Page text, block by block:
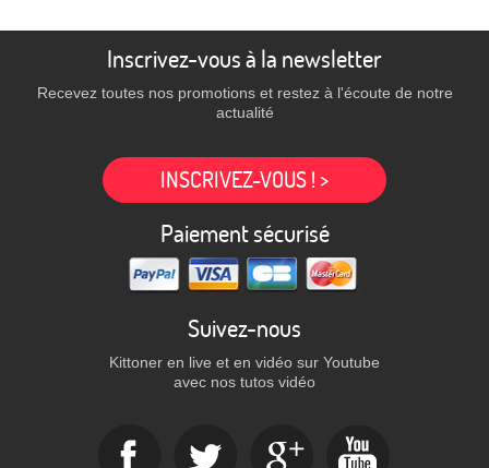
Inscrivez-vous à la newsletter
Recevez toutes nos promotions et restez à l'écoute de notre
actualité
INSCRIVEZ-VOUS ! >
Paiement sécurisé
Suivez-nous
Kittoner en live et en vidéo sur Youtube
avec nos tutos vidéo